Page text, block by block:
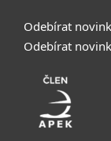
Odebírat
Odebírat